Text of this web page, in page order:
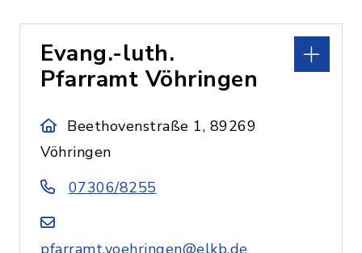
Evang.-luth.
Pfarramt Vöhringen
Beethovenstraße 1, 89269
Vöhringen
07306/8255
pfarramt.voehringen@elkb.de